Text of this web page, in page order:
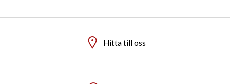
Hitta till oss